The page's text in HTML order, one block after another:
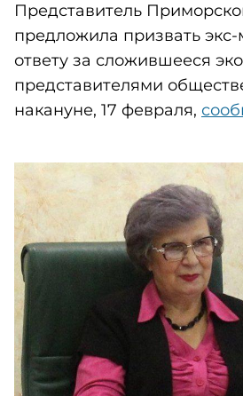
Представитель
предложила призвать
ответу за сложившееся
представителями
накануне, 17 февраля,